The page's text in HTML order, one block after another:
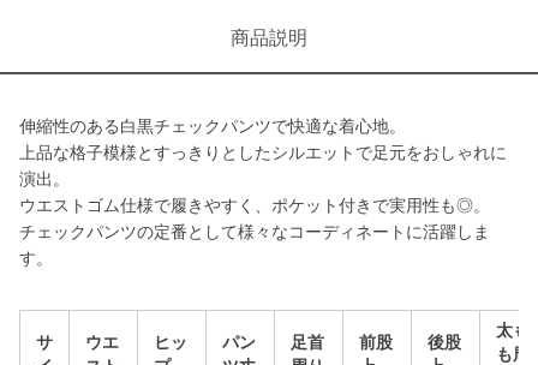
商品説明
伸縮性のある白黒チェックパンツで快適な着心地。
上品な格子模様とすっきりとしたシルエットで足元をおしゃれに
演出。
ウエストゴム仕様で履きやすく、ポケット付きで実用性も◎。
チェックパンツの定番として様々なコーディネートに活躍しま
す。
サ
ウエ
ヒッ
パン
足首
前股
後股
太も
も周